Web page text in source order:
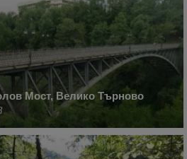
Мост, Велико Търново